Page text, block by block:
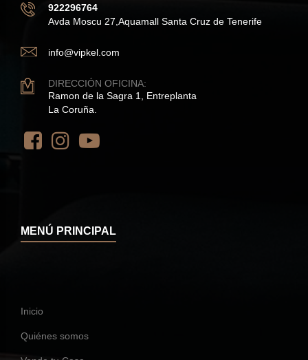
922296764
Avda Moscu 27,Aquamall Santa Cruz de Tenerife
info@vipkel.com
DIRECCIÓN OFICINA:
Ramon de la Sagra 1, Entreplanta
La Coruña.
MENÚ PRINCIPAL
Inicio
Quiénes somos